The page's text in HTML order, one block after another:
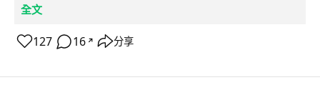
全文
127 16 ↗ 分享